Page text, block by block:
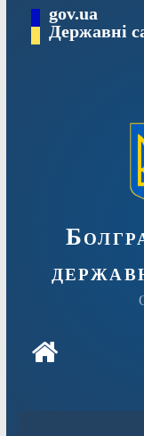
Перейтиgov.ua
Державні